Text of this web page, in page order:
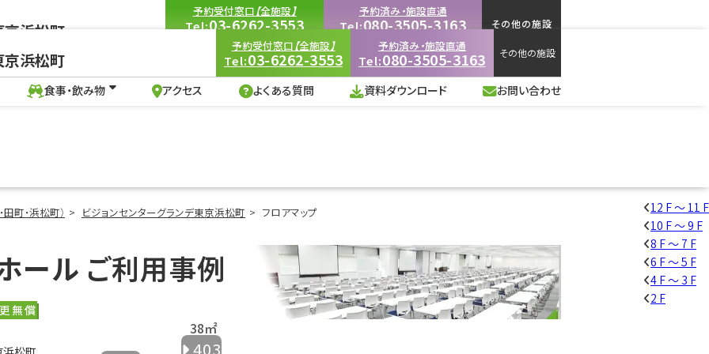
京浜松町
予約受付窓口【全施設】
Tel:03-6262-3553
予約済み・施設直通
Tel:080-3505-3163 その他の施設
ベントホール｜ビジョンセンターグランデ東京浜松町
食事・飲み物 よくある質問 資料ダウンロード お問い合わせ
京浜松町
予約受付窓口【全施設】
Tel:03-6262-3553
予約済み・施設直通
Tel:080-3505-3163 その他の施設
食事・飲み物 アクセス よくある質問 資料ダウンロード お問い合わせ
町・浜松町） ビジョンセンターグランデ東京浜松町 フロアマップ
ール ご利用事例
無償
403
12 F ～ 11 F
10 F ～ 9 F
8 F ～ 7 F
6 F ～ 5 F
4 F ～ 3 F
2 F